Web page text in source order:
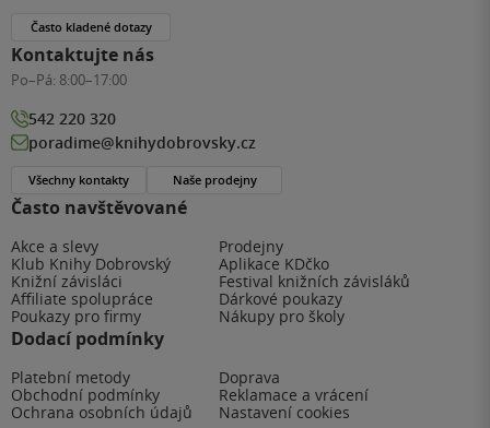
Často navštěvované
Akce a slevy
Prodejny
Klub Knihy Dobrovský
Aplikace KDčko
Knižní závisláci
Festival knižních závisláků
Affiliate spolupráce
Dárkové poukazy
Poukazy pro firmy
Nákupy pro školy
Dodací podmínky
Platební metody
Doprava
Obchodní podmínky
Reklamace a vrácení
Ochrana osobních údajů
Nastavení cookies
Často kladené dotazy
Kontaktujte nás
Po–Pá: 8:00–17:00
542 220 320
poradime@knihydobrovsky.cz
Všechny kontakty Naše prodejny